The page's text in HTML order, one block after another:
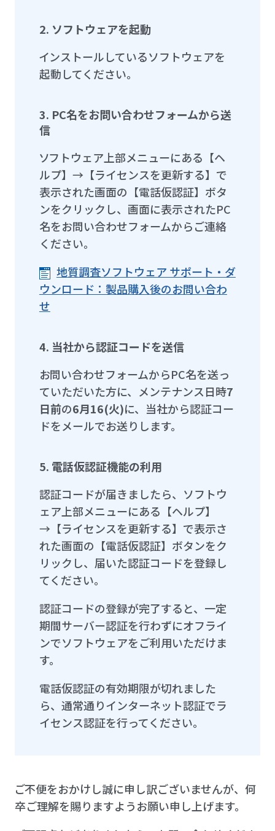
2. ソフトウェアを起動
インストールしているソフトウェアを
起動してください。
3. PC名をお問い合わせフォームから送
信
ソフトウェア上部メニューにある【ヘ
ルプ】→【ライセンスを更新する】で
表示された画面の【電話仮認証】ボタ
ンをクリックし、画面に表示されたPC
名をお問い合わせフォームからご連絡
ください。
地質調査ソフトウェア サポート・ダ
ウンロード：製品購入後のお問い合わ
せ
4. 当社から認証コードを送信
お問い合わせフォームからPC名を送っ
ていただいた方に、メンテナンス日時7
日前の6月16(火)に、当社から認証コー
ドをメールでお送りします。
5. 電話仮認証機能の利用
認証コードが届きましたら、ソフトウ
ェア上部メニューにある【ヘルプ】
→【ライセンスを更新する】で表示さ
れた画面の【電話仮認証】ボタンをク
リックし、届いた認証コードを登録し
てください。
認証コードの登録が完了すると、一定
期間サーバー認証を行わずにオフライ
ンでソフトウェアをご利用いただけま
す。
電話仮認証の有効期限が切れました
ら、通常通りインターネット認証でラ
イセンス認証を行ってください。
ご不便をおかけし誠に申し訳ございませんが、何
卒ご理解を賜りますようお願い申し上げます。